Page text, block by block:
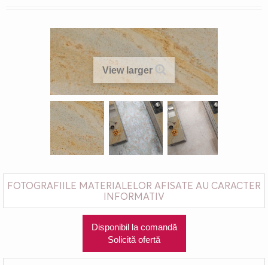
View larger
FOTOGRAFIILE MATERIALELOR AFISATE AU CARACTER
INFORMATIV
Disponibil la comandă
Solicită ofertă